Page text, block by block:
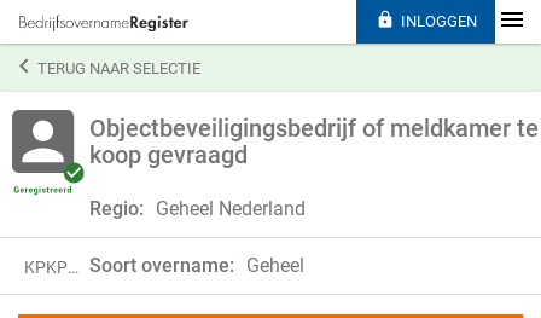
TERUG NAAR SELECTIE
Objectbeveiligingsbedrijf of meldkamer te
koop gevraagd
Regio: Geheel Nederland
KPKP18MKL15S Soort overname: Geheel
 INLOGGEN